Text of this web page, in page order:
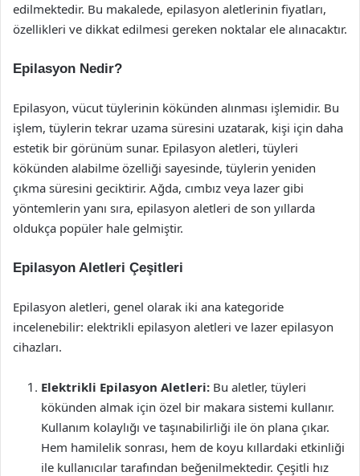
edilmektedir. Bu makalede, epilasyon aletlerinin fiyatları,
özellikleri ve dikkat edilmesi gereken noktalar ele alınacaktır.
Epilasyon Nedir?
Epilasyon, vücut tüylerinin kökünden alınması işlemidir. Bu
işlem, tüylerin tekrar uzama süresini uzatarak, kişi için daha
estetik bir görünüm sunar. Epilasyon aletleri, tüyleri
kökünden alabilme özelliği sayesinde, tüylerin yeniden
çıkma süresini geciktirir. Ağda, cımbız veya lazer gibi
yöntemlerin yanı sıra, epilasyon aletleri de son yıllarda
oldukça popüler hale gelmiştir.
Epilasyon Aletleri Çeşitleri
Epilasyon aletleri, genel olarak iki ana kategoride
incelenebilir: elektrikli epilasyon aletleri ve lazer epilasyon
cihazları.
Elektrikli Epilasyon Aletleri: Bu aletler, tüyleri
kökünden almak için özel bir makara sistemi kullanır.
Kullanım kolaylığı ve taşınabilirliği ile ön plana çıkar.
Hem hamilelik sonrası, hem de koyu kıllardaki etkinliği
ile kullanıcılar tarafından beğenilmektedir. Çeşitli hız